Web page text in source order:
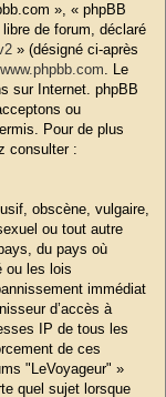
», « phpBB
de forum, déclaré
» (désigné ci-après
www.phpbb.com. Le
sur Internet. phpBB
ou
Pour de plus
consulter :
obscène, vulgaire,
ou tout autre
du pays où
ou les lois
immédiat
d’accès à
IP de tous les
de ces
"LeVoyageur" »
quel sujet lorsque